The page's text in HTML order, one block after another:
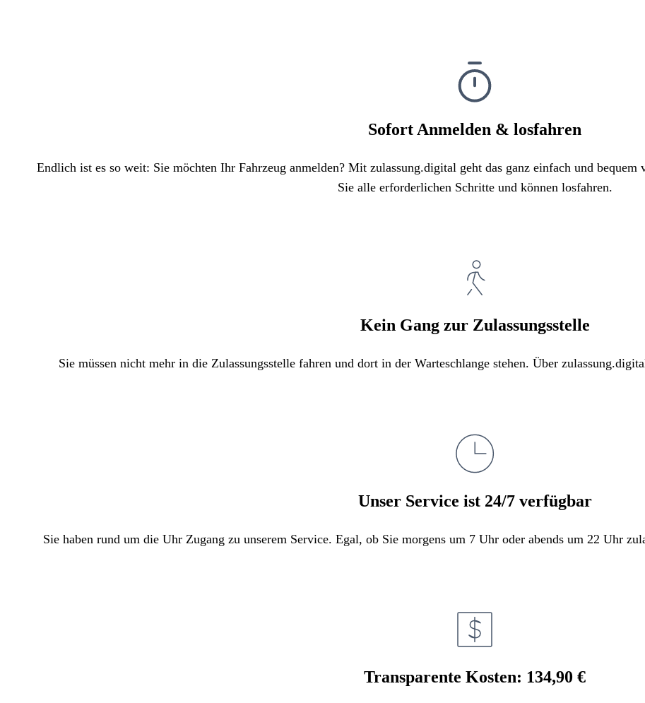
Sofort Anmelden & losfahren
Endlich ist es so weit: Sie möchten Ihr Fahrzeug anmelden? Mit zulassung.digital geht das ganz einfach und
Sie alle erforderlichen Schritte und können losfahren.
Kein Gang zur Zulassungsstelle
Sie müssen nicht mehr in die Zulassungsstelle fahren und dort in der Warteschlange stehen. Über
Unser Service ist 24/7 verfügbar
Sie haben rund um die Uhr Zugang zu unserem Service. Egal, ob Sie morgens um 7 Uhr oder abends um 22 Uhr
Transparente Kosten: 134,90 €